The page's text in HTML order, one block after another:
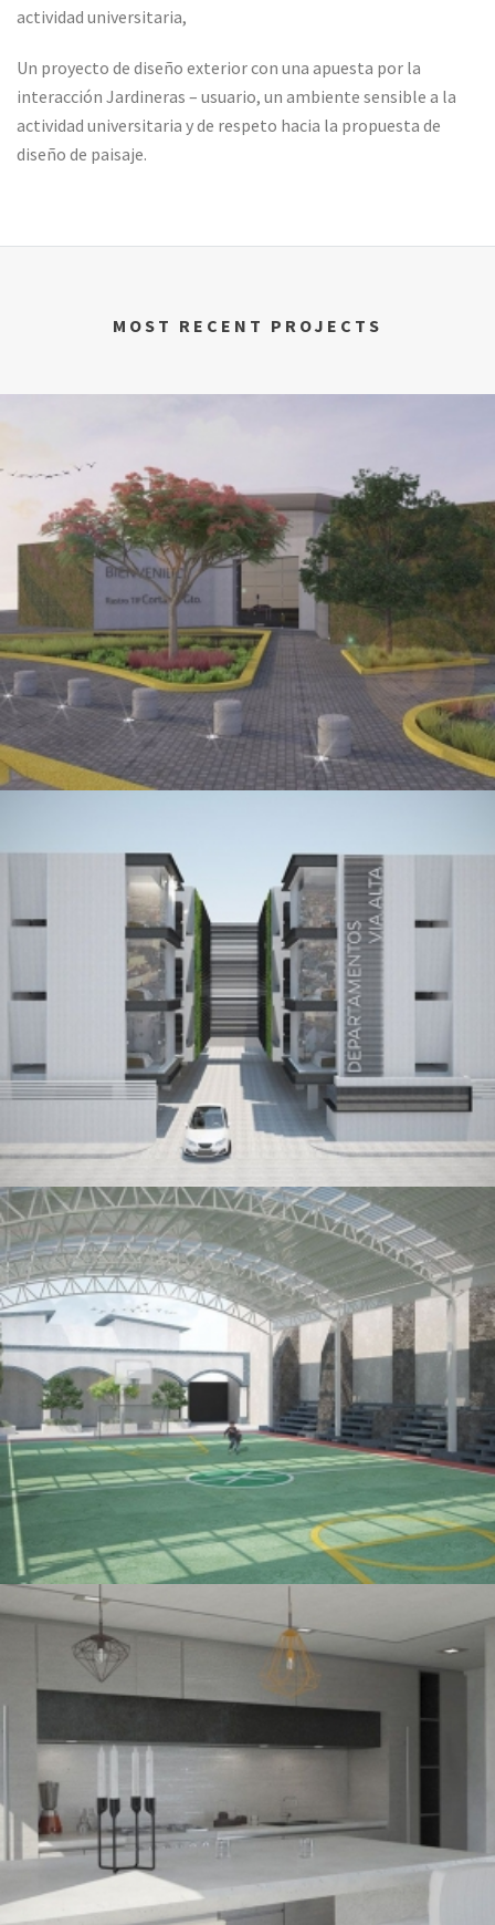
actividad universitaria,
Un proyecto de diseño exterior con una apuesta por la
interacción Jardineras – usuario, un ambiente sensible a la
actividad universitaria y de respeto hacia la propuesta de
diseño de paisaje.
MOST RECENT PROJECTS